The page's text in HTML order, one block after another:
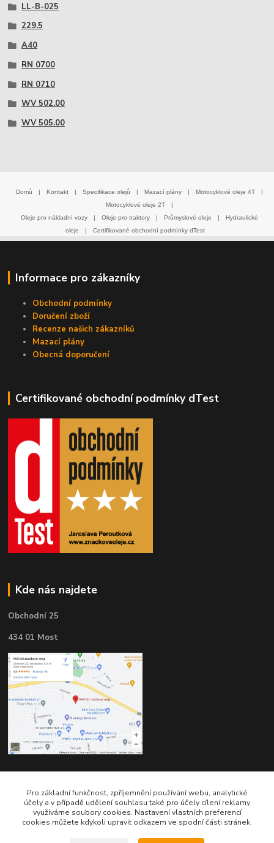
LL-B-025
229.5
A40
RN 0700
RN 0710
WV 502.00
WV 505.00
Domů | Kontakt | Specifikace olejů | Mazací plány | Motocyklové oleje 4T
|
Motocyklové oleje 2T
|
Oleje pro nákladní vozy
| Oleje pro traktory | Průmyslové oleje |
Hydraulické
oleje
| Certifikované obchodní podmínky dTest
Informace pro zákazníky
Obchodní podmínky
Doručení zboží
Recenze našich zákazníků
Mazací plány
Obecná doporučení
Certifikované obchodní podmínky dTest
Kde nás najdete
Obchodní 25
434 01 Most
Kontakty
Pro základní funkčnost, zpříjemnění používání webu, analytické
účely a v případě udělení souhlasu také pro účely cílení reklamy
využíváme soubory cookies. Nastavení vlastních preferencí
cookies můžete kdykoli upravit odkazem ve spodní části stránek.